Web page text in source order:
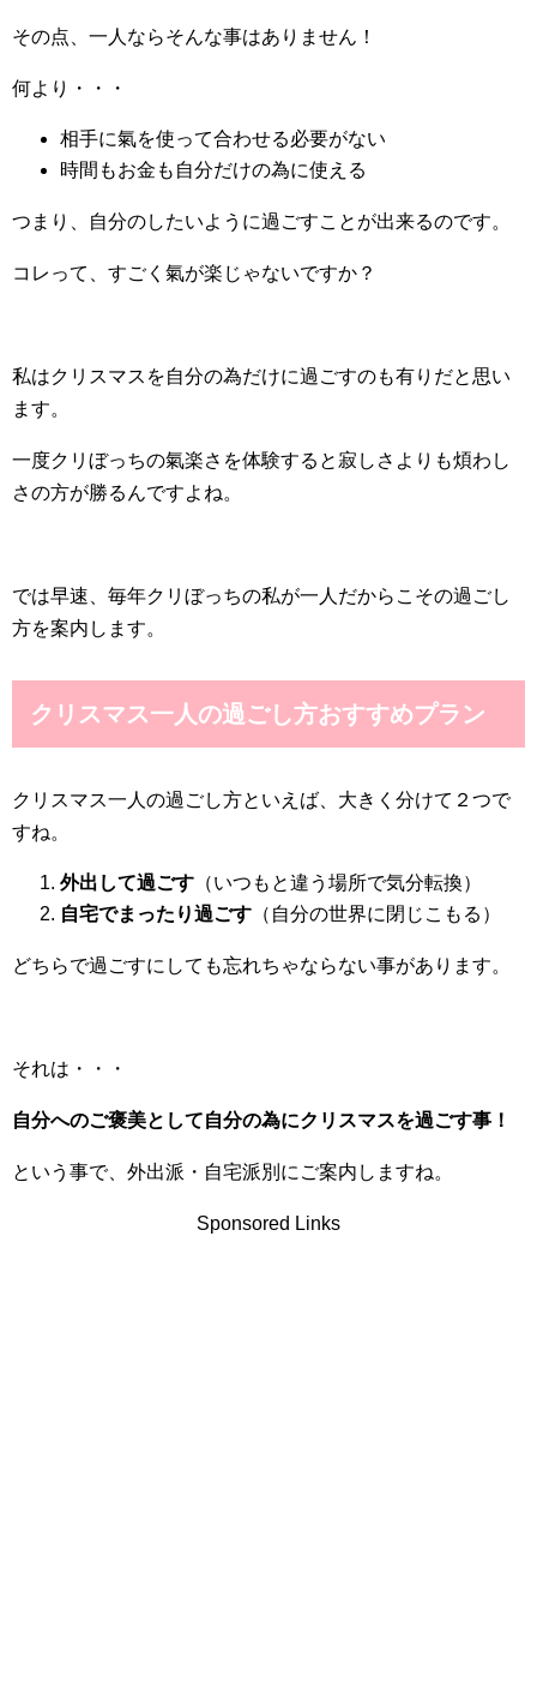
その点、一人ならそんな事はありません！
何より・・・
相手に氣を使って合わせる必要がない
時間もお金も自分だけの為に使える
つまり、自分のしたいように過ごすことが出来るのです。
コレって、すごく氣が楽じゃないですか？
私はクリスマスを自分の為だけに過ごすのも有りだと思い
ます。
一度クリぼっちの氣楽さを体験すると寂しさよりも煩わし
さの方が勝るんですよね。
では早速、毎年クリぼっちの私が一人だからこその過ごし
方を案内します。
クリスマス一人の過ごし方おすすめプラン
クリスマス一人の過ごし方といえば、大きく分けて２つで
すね。
外出して過ごす （いつもと違う場所で気分転換）
自宅でまったり過ごす （自分の世界に閉じこもる）
どちらで過ごすにしても忘れちゃならない事があります。
それは・・・
自分へのご褒美として自分の為にクリスマスを過ごす事！
という事で、外出派・自宅派別にご案内しますね。
Sponsored Links